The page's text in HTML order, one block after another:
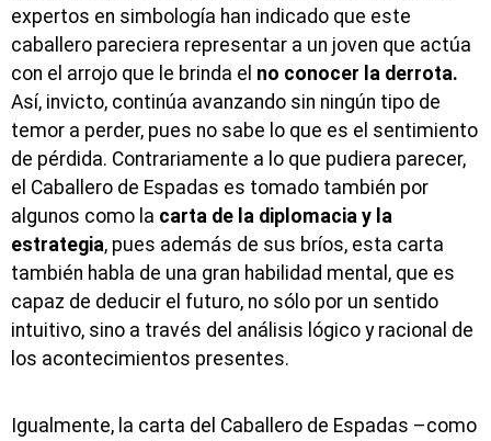
expertos en simbología han indicado que este
caballero pareciera representar a un joven que actúa
con el arrojo que le brinda el no conocer la derrota.
Así, invicto, continúa avanzando sin ningún tipo de
temor a perder, pues no sabe lo que es el sentimiento
de pérdida. Contrariamente a lo que pudiera parecer,
el Caballero de Espadas es tomado también por
algunos como la carta de la diplomacia y la
estrategia, pues además de sus bríos, esta carta
también habla de una gran habilidad mental, que es
capaz de deducir el futuro, no sólo por un sentido
intuitivo, sino a través del análisis lógico y racional de
los acontecimientos presentes.
Igualmente, la carta del Caballero de Espadas –como